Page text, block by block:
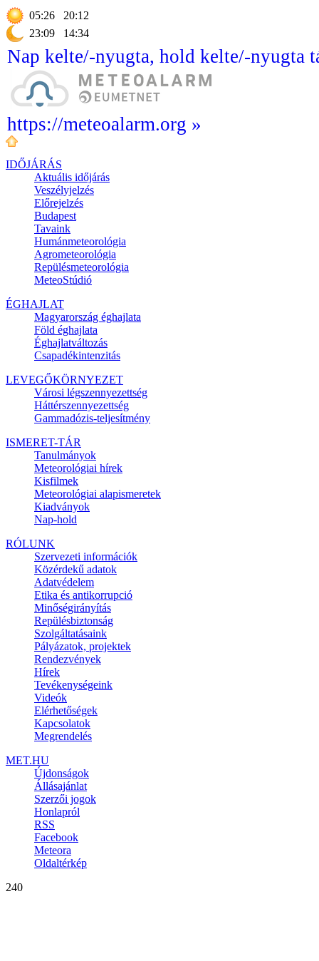
05:26
20:12
23:09
14:34
Nap kelte/-nyugta, hold kelte/-nyugta
https://meteoalarm.org »
IDŐJÁRÁS
Aktuális időjárás
Veszélyjelzés
Előrejelzés
Budapest
Tavaink
Humánmeteorológia
Agrometeorológia
Repülésmeteorológia
MeteoStúdió
ÉGHAJLAT
Magyarország éghajlata
Föld éghajlata
Éghajlatváltozás
Csapadékintenzitás
LEVEGŐKÖRNYEZET
Városi légszennyezettség
Háttérszennyezettség
Gammadózis-teljesítmény
ISMERET-TÁR
Tanulmányok
Meteorológiai hírek
Kisfilmek
Meteorológiai alapismeretek
Kiadványok
Nap-hold
RÓLUNK
Szervezeti információk
Közérdekű adatok
Adatvédelem
Etika és antikorrupció
Minőségirányítás
Repülésbiztonság
Szolgáltatásaink
Pályázatok, projektek
Rendezvények
Hírek
Tevékenységeink
Videók
Elérhetőségek
Kapcsolatok
Megrendelés
MET.HU
Újdonságok
Állásajánlat
Szerzői jogok
Honlapról
RSS
Facebook
Meteora
Oldaltérkép
240